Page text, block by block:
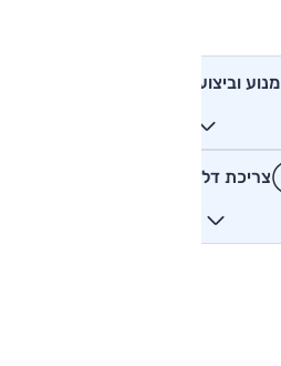
מנוע וביצועים
צריכת דלק